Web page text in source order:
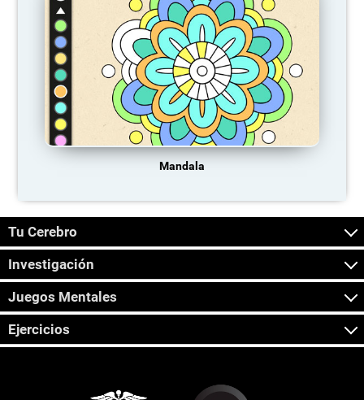
Mandala
Tu Cerebro
Investigación
Juegos Mentales
Ejercicios